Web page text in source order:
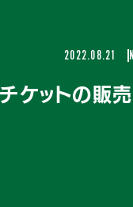
2022.08.21
ケットの販